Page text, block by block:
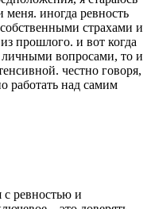
меня. иногда ревность
страхами и
прошлого. и вот когда
личными вопросами, то и
честно говоря,
работать над самим
с ревностью и